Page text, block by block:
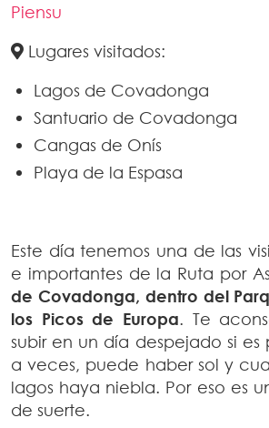
Piensu
Lugares visitados:
Lagos de Covadonga
Santuario de Covadonga
Cangas de Onís
Playa de la Espasa
Este día tenemos una de las
e importantes de la Ruta por
de Covadonga, dentro del
los Picos de Europa. Te
subir en un día despejado si es
a veces, puede haber sol y
lagos haya niebla. Por eso es
de suerte.